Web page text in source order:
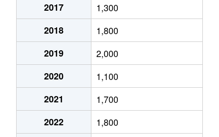
2017
1,300
2018
1,800
2019
2,000
2020
1,100
2021
1,700
2022
1,800